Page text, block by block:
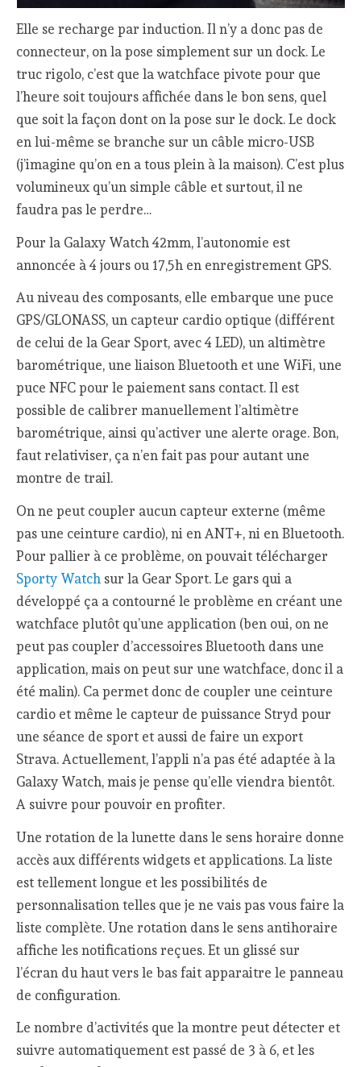
Elle se recharge par induction. Il n’y a donc pas de
connecteur, on la pose simplement sur un dock. Le
truc rigolo, c’est que la watchface pivote pour que
l’heure soit toujours affichée dans le bon sens, quel
que soit la façon dont on la pose sur le dock. Le dock
en lui-même se branche sur un câble micro-USB
(j’imagine qu’on en a tous plein à la maison). C’est plus
volumineux qu’un simple câble et surtout, il ne
faudra pas le perdre…
Pour la Galaxy Watch 42mm, l’autonomie est
annoncée à 4 jours ou 17,5h en enregistrement GPS.
Au niveau des composants, elle embarque une puce
GPS/GLONASS, un capteur cardio optique (différent
de celui de la Gear Sport, avec 4 LED), un altimètre
barométrique, une liaison Bluetooth et une WiFi, une
puce NFC pour le paiement sans contact. Il est
possible de calibrer manuellement l’altimètre
barométrique, ainsi qu’activer une alerte orage. Bon,
faut relativiser, ça n’en fait pas pour autant une
montre de trail.
On ne peut coupler aucun capteur externe (même
pas une ceinture cardio), ni en ANT+, ni en Bluetooth.
Pour pallier à ce problème, on pouvait télécharger
Sporty Watch sur la Gear Sport. Le gars qui a
développé ça a contourné le problème en créant une
watchface plutôt qu’une application (ben oui, on ne
peut pas coupler d’accessoires Bluetooth dans une
application, mais on peut sur une watchface, donc il a
été malin). Ca permet donc de coupler une ceinture
cardio et même le capteur de puissance Stryd pour
une séance de sport et aussi de faire un export
Strava. Actuellement, l’appli n’a pas été adaptée à la
Galaxy Watch, mais je pense qu’elle viendra bientôt.
A suivre pour pouvoir en profiter.
Une rotation de la lunette dans le sens horaire donne
accès aux différents widgets et applications. La liste
est tellement longue et les possibilités de
personnalisation telles que je ne vais pas vous faire la
liste complète. Une rotation dans le sens antihoraire
affiche les notifications reçues. Et un glissé sur
l’écran du haut vers le bas fait apparaitre le panneau
de configuration.
Le nombre d’activités que la montre peut détecter et
suivre automatiquement est passé de 3 à 6, et les